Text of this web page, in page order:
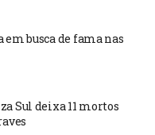
em busca de fama nas
Sul deixa 11 mortos